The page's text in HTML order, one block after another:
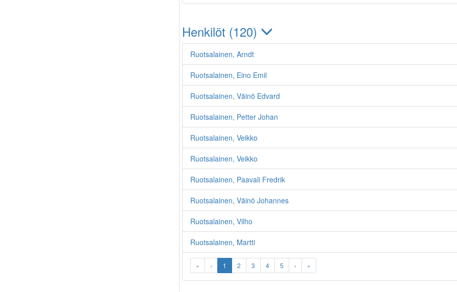
Henkilöt (120)
Ruotsalainen, Arndt
Ruotsalainen, Eino Emil
Ruotsalainen, Väinö Edvard
Ruotsalainen, Petter Johan
Ruotsalainen, Veikko
Ruotsalainen, Veikko
Ruotsalainen, Paavali Fredrik
Ruotsalainen, Väinö Johannes
Ruotsalainen, Vilho
Ruotsalainen, Martti
« ‹ 1 2 3 4 5 › »